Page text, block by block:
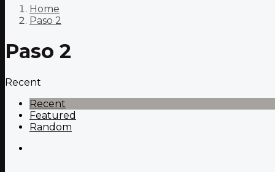
Home
Paso 2
Paso 2
Recent
Recent
Featured
Random